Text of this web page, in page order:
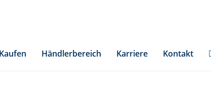
Kaufen Händlerbereich Karriere Kontakt